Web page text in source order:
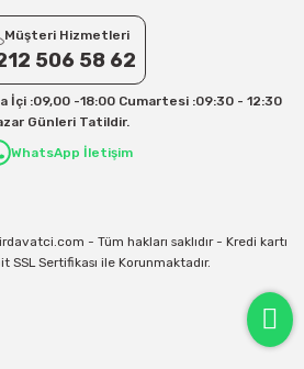
Müşteri Hizmetleri
506 58 62
İçi :09,00 -18:00 Cumartesi :09:30 - 12:30
Günleri Tatildir.
WhatsApp İletişim
- Tüm hakları saklıdır - Kredi kartı
SSL Sertifikası ile Korunmaktadır.